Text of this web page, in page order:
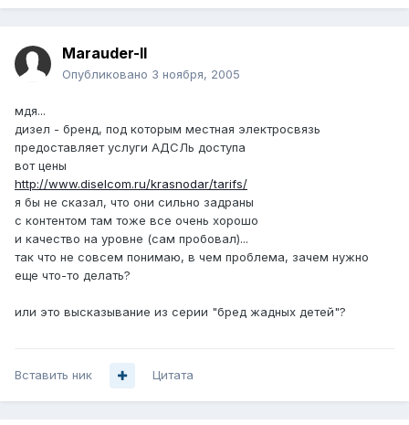
Marauder-II
Опубликовано 3 ноября, 2005
мдя...
дизел - бренд, под которым местная электросвязь
предоставляет услуги АДСЛь доступа
вот цены
http://www.diselcom.ru/krasnodar/tarifs/
я бы не сказал, что они сильно задраны
с контентом там тоже все очень хорошо
и качество на уровне (сам пробовал)...
так что не совсем понимаю, в чем проблема, зачем нужно
еще что-то делать?
или это высказывание из серии "бред жадных детей"?
Вставить ник Цитата